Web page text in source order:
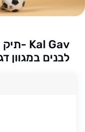
לבנים במגוון